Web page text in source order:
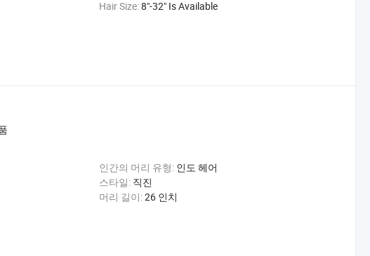
Hair Size:8"-32" Is Available
인간의 머리 유형: 인도 헤어
스타일: 직진
머리 길이:26 인치